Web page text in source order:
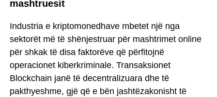
mashtruesit
Industria e kriptomonedhave mbetet një nga
sektorët më të shënjestruar për mashtrimet online
për shkak të disa faktorëve që përfitojnë
operacionet kiberkriminale. Transaksionet
Blockchain janë të decentralizuara dhe të
pakthyeshme, gjë që e bën jashtëzakonisht të